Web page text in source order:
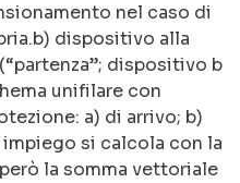
nel caso di
dispositivo alla
dispositivo b
unifilare con
a) di arrivo; b)
si calcola con la
la somma vettoriale